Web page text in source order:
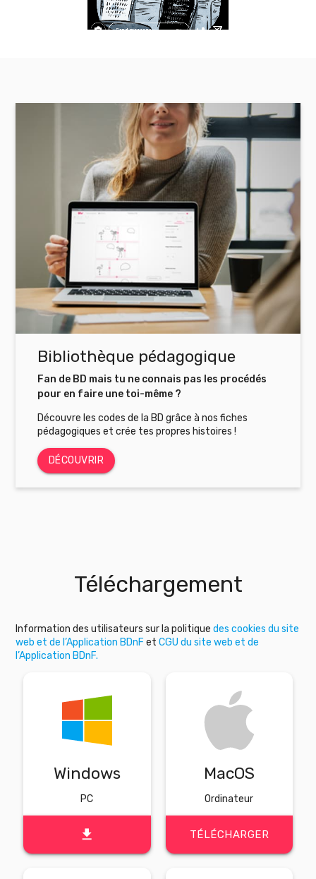
Bibliothèque pédagogique
Fan de BD mais tu ne connais pas les procédés
pour en faire une toi-même ?
Découvre les codes de la BD grâce à nos fiches
pédagogiques et crée tes propres histoires !
DÉCOUVRIR
Téléchargement
Information des utilisateurs sur la politiquedes cookies du site
web et de l’Application BDnF etCGU du site web et de
l’Application BDnF.
Windows
PC
file_download
MacOS
Ordinateur
TÉLÉCHARGER